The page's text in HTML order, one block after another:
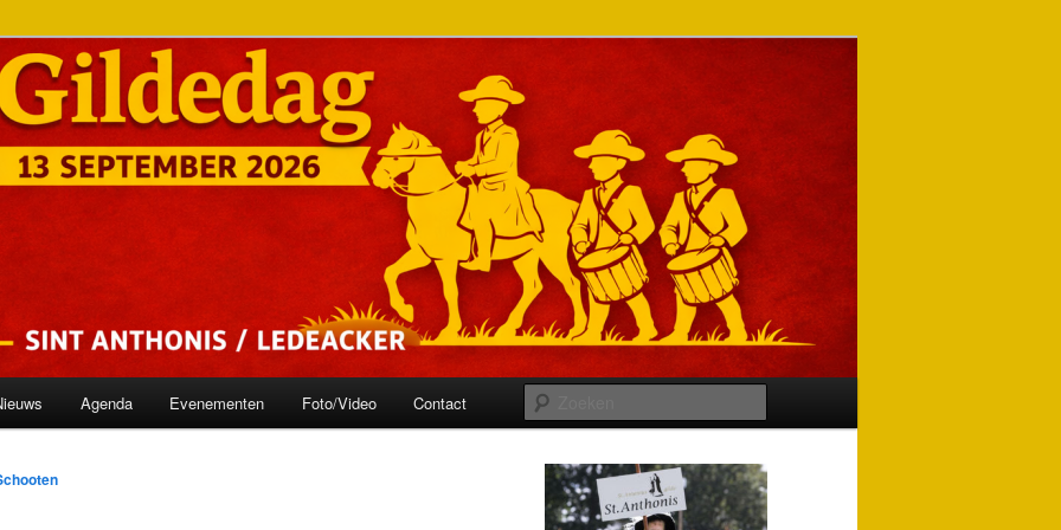
Agenda Evenementen Foto/Video Contact